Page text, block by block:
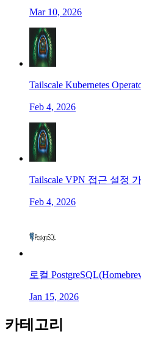
Mar 10, 2026
Tailscale Kubernetes
Feb 4, 2026
Tailscale VPN 접근 설정
Feb 4, 2026
로컬
Jan 15, 2026
카테고리